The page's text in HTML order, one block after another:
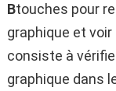
Btouches pour
graphique et
consiste à
graphique dans